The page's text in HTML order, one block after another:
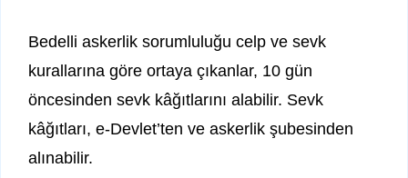
Bedelli askerlik sorumluluğu celp ve sevk
kurallarına göre ortaya çıkanlar, 10 gün
öncesinden sevk kâğıtlarını alabilir. Sevk
kâğıtları, e-Devlet’ten ve askerlik şubesinden
alınabilir.